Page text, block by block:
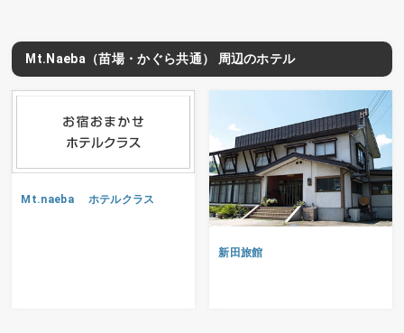
Mt.Naeba（苗場・かぐら共通） 周辺のホテル
Mt.naeba ホテルクラス
新田旅館